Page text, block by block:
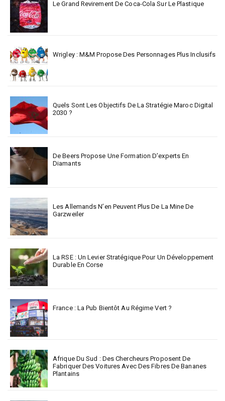
Le Grand Revirement De Coca-Cola Sur Le Plastique
Wrigley : M&M Propose Des Personnages Plus Inclusifs
Quels Sont Les Objectifs De La Stratégie Maroc Digital
2030 ?
De Beers Propose Une Formation D’experts En
Diamants
Les Allemands N’en Peuvent Plus De La Mine De
Garzweiler
La RSE : Un Levier Stratégique Pour Un Développement
Durable En Corse
France : La Pub Bientôt Au Régime Vert ?
Afrique Du Sud : Des Chercheurs Proposent De
Fabriquer Des Voitures Avec Des Fibres De Bananes
Plantains